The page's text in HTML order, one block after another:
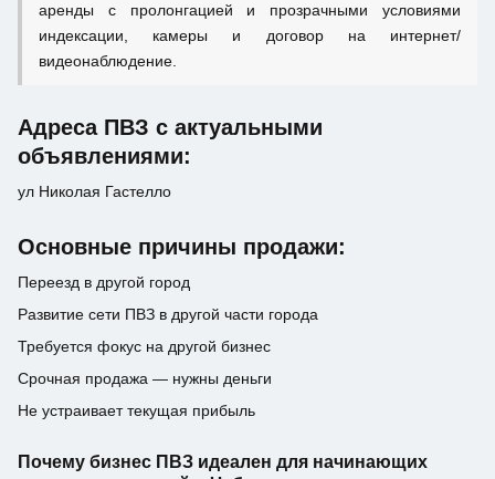
аренды с пролонгацией и прозрачными условиями
индексации, камеры и договор на интернет/
видеонаблюдение.
Адреса ПВЗ с актуальными
объявлениями:
ул Николая Гастелло
Основные причины продажи:
Переезд в другой город
Развитие сети ПВЗ в другой части города
Требуется фокус на другой бизнес
Срочная продажа — нужны деньги
Не устраивает текущая прибыль
Почему бизнес ПВЗ идеален для начинающих